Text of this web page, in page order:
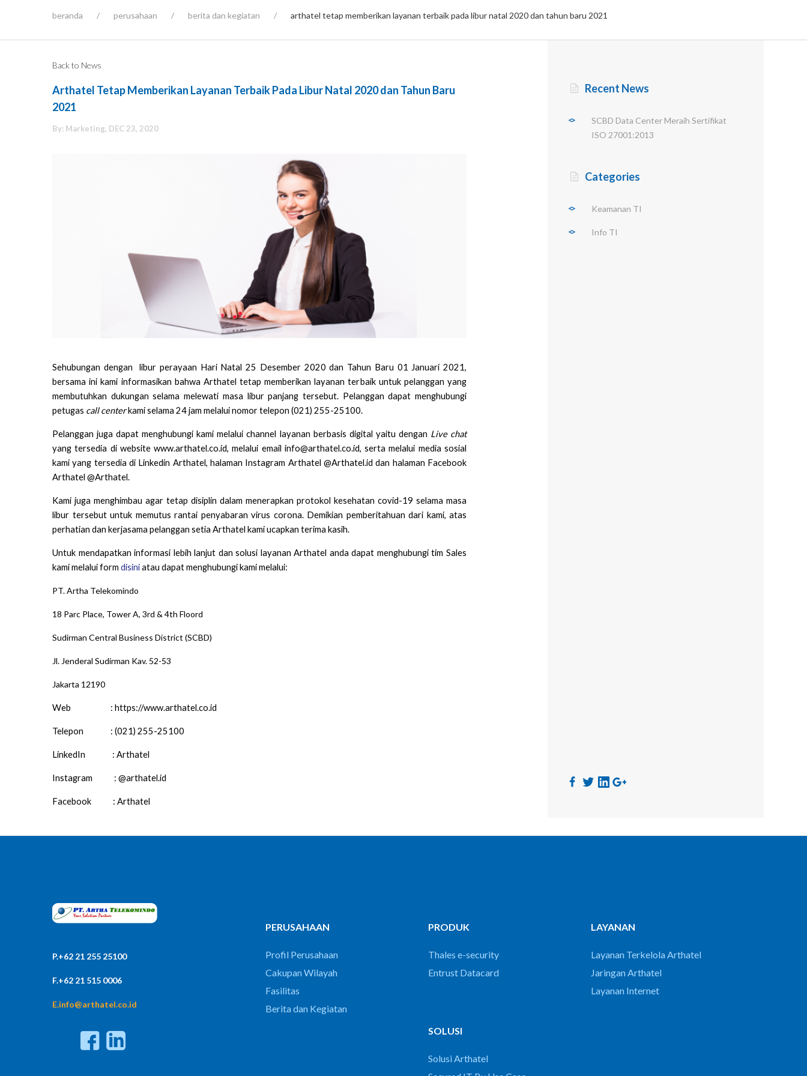
beranda / perusahaan / berita dan kegiatan / arthatel tetap memberikan layanan terbaik pada libur natal 2020 dan tahun baru 2021
Back to News
Arthatel Tetap Memberikan Layanan Terbaik Pada Libur Natal 2020 dan Tahun Baru
2021
By: Marketing, DEC 23, 2020
Sehubungan dengan libur perayaan Hari Natal 25 Desember 2020 dan Tahun Baru 01 Januari 2021,
bersama ini kami informasikan bahwa Arthatel tetap memberikan layanan terbaik untuk pelanggan yang
membutuhkan dukungan selama melewati masa libur panjang tersebut. Pelanggan dapat menghubungi
petugas call centerkami selama 24 jam melalui nomor telepon (021) 255-25100.
Pelanggan juga dapat menghubungi kami melalui channel layanan berbasis digital yaitu dengan Live chat
yang tersedia di websitewww.arthatel.co.id, melalui email info@arthatel.co.id, serta melalui media sosial
kami yang tersedia di Linkedin Arthatel, halaman Instagram Arthatel @Arthatel.id dan halaman Facebook
Arthatel @Arthatel.
Kami juga menghimbau agar tetap disiplin dalam menerapkan protokol kesehatan covid-19 selama masa
libur tersebut untuk memutus rantai penyabaran virus corona. Demikian pemberitahuan dari kami, atas
perhatian dan kerjasama pelanggan setia Arthatel kami ucapkan terima kasih.
Untuk mendapatkan informasi lebih lanjut dan solusi layanan Arthatel anda dapat menghubungi tim Sales
kami melalui form disiniatau dapat menghubungi kami melalui:
PT. Artha Telekomindo
18 Parc Place, Tower A, 3rd & 4th Floord
Sudirman Central Business District (SCBD)
Jl. Jenderal Sudirman Kav. 52-53
Jakarta 12190
Web : https://www.arthatel.co.id
Telepon : (021) 255-25100
LinkedIn : Arthatel
Instagram : @arthatel.id
Facebook : Arthatel
Recent News
SCBD Data Center Meraih Sertifikat
ISO 27001:2013
Categories
Keamanan TI
Info TI
P.+62 21 255 25100
F.+62 21 515 0006
E.info@arthatel.co.id
PERUSAHAAN
Profil Perusahaan
Cakupan Wilayah
Fasilitas
Berita dan Kegiatan
PRODUK
Thales e-security
Entrust Datacard
LAYANAN
Layanan Terkelola Arthatel
Jaringan Arthatel
Layanan Internet
SOLUSI
Solusi Arthatel